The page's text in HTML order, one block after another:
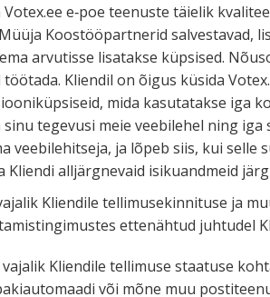
e‑poe teenuste täielik
Koostöö­part­nerid salves­tavad,
arvutisse lisatakse küpsised.
Kliendil on õigus küsida
mida kasuta­takse iga
tegevusi meie veebi­lehel ning
veebil­e­hitseja, ja lõpeb siis, kui
Kliendi alljärg­nevaid isiku­andmeid
vajalik Kliendile telli­mu­se­kin­nituse ja
ettenähtud juhtudel
Kliendile tellimuse staatuse
või mõne muu